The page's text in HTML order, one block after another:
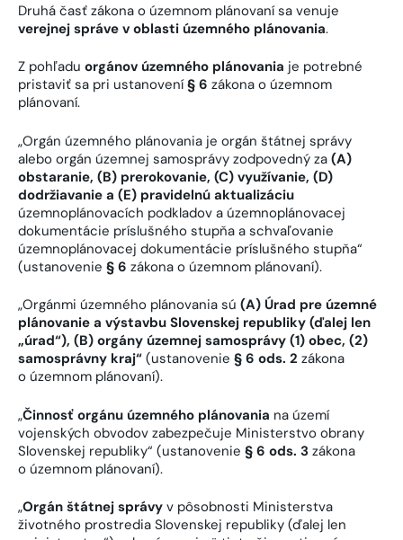
Druhá časť zákona o územnom plánovaní sa venuje
verejnej správe v oblasti územného plánovania.
Z pohľadu orgánov územného plánovania je potrebné
pristaviť sa pri ustanovení§ 6 zákona o územnom
plánovaní.
„Orgán územného plánovania je orgán štátnej správy
alebo orgán územnej samosprávy zodpovedný za (A)
obstaranie, (B) prerokovanie, (C) využívanie, (D)
dodržiavanie a (E) pravidelnú aktualizáciu
územnoplánovacích podkladov a územnoplánovacej
dokumentácie príslušného stupňa a schvaľovanie
územnoplánovacej dokumentácie príslušného stupňa“
(ustanovenie § 6 zákona o územnom plánovaní).
„Orgánmi územného plánovania sú (A) Úrad pre územné
plánovanie a výstavbu Slovenskej republiky (ďalej len
„úrad“), (B) orgány územnej samosprávy (1) obec, (2)
samosprávny kraj“ (ustanovenie § 6 ods. 2 zákona
o územnom plánovaní).
„Činnosť orgánu územného plánovania na území
vojenských obvodov zabezpečuje Ministerstvo obrany
Slovenskej republiky“ (ustanovenie § 6 ods. 3 zákona
o územnom plánovaní).
„Orgán štátnej správy v pôsobnosti Ministerstva
životného prostredia Slovenskej republiky (ďalej len